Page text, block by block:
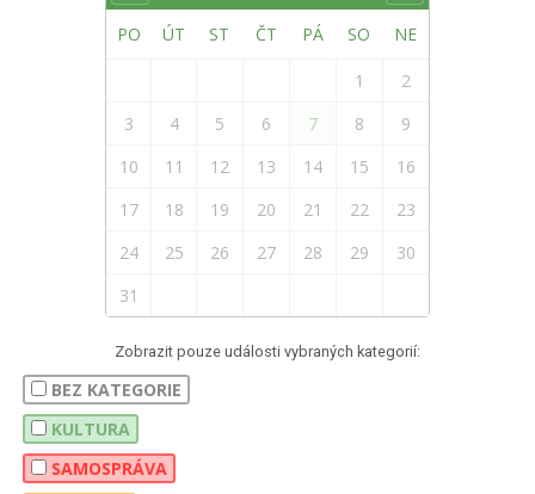
PO ÚT ST ČT PÁ SO NE
1
2
3
4 5 6 7 8
9
10
11 12 13 14 15
16
17
18 19 20 21 22
23
24
25 26 27 28 29
30
31
Zobrazit pouze události vybraných kategorií:
BEZ KATEGORIE
KULTURA
SAMOSPRÁVA